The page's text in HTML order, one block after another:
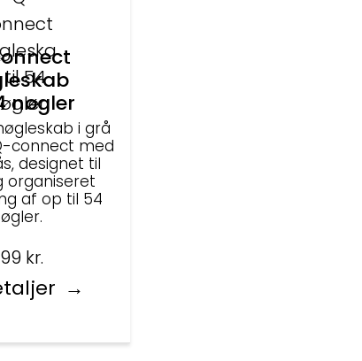
nøgler
i grå
connect med
designet til
organiseret
af op til 54
kr.